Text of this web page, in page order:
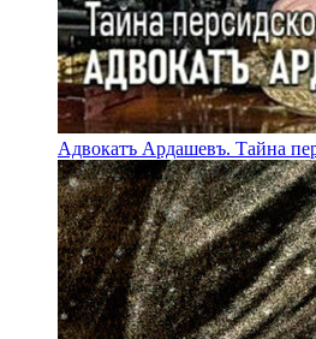
Адвокатъ Ардашевъ. Тайна